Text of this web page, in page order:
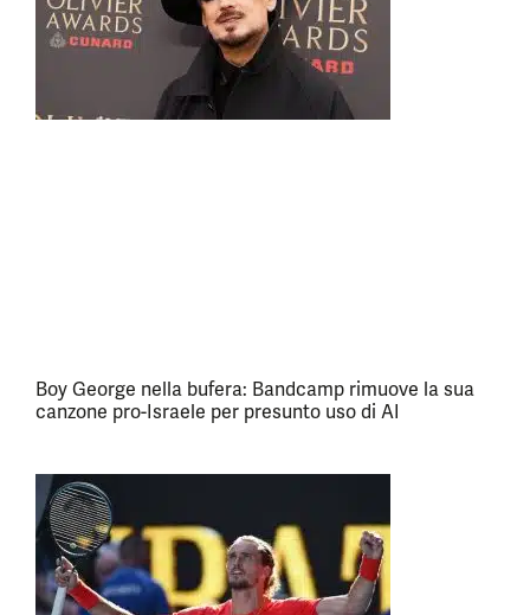
Boy George nella bufera: Bandcamp rimuove la sua
canzone pro-Israele per presunto uso di AI